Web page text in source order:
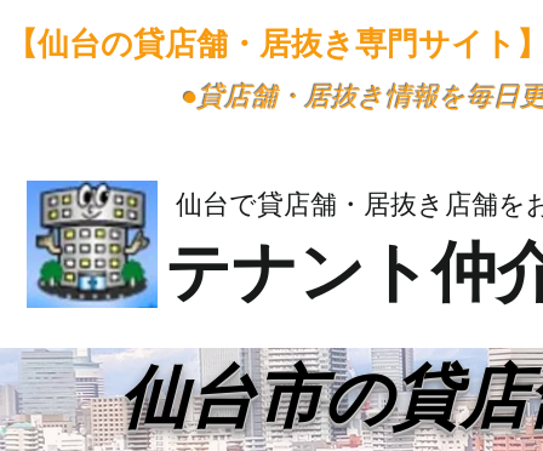
【仙台の貸店舗・居抜き専門サイト
​●貸店舗・居抜き情報を毎日
仙台で貸店舗・居抜き店舗を
テナント仲
仙台市の貸